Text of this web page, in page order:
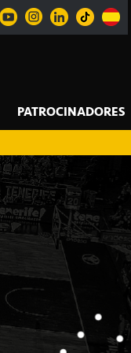
PATROCINADORES